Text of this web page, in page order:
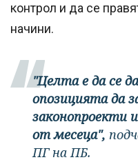
контрол и да се
начини.
"Целта е да се
опозицията да
законопроекти
от месеца",
ПГ на ПБ.